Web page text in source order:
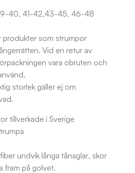
40, 41-42,43-45, 46-48
produkter som strumpor
Vid en retur av
vara obruten och
storlek gäller ej om
tillverkade i Sverige
undvik långa tånaglar, skor
fram på golvet.